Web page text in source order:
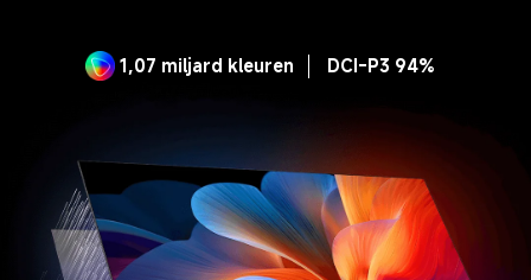
1,07 miljard kleuren DCI-P3 94%